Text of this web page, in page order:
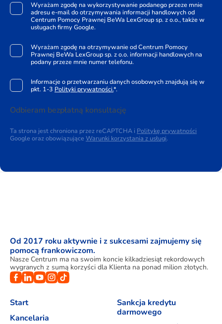
Wyrażam zgodę na wykorzystywanie podanego przeze mnie
adresu e-mail do otrzymywania informacji handlowych od
Centrum Pomocy Prawnej BeWa LexGroup sp. z o.o., także w
usługach firmy Google.
Wyrażam zgodę na otrzymywanie od Centrum Pomocy
Prawnej BeWa LexGroup sp. z o.o. informacji handlowych na
podany przeze mnie numer telefonu.
Informacje o przetwarzaniu danych osobowych znajdują się w
pkt. 1-3 Polityki prywatności.*.
Odbieram bezpłatną konsultację
Ta strona jest chroniona przez reCAPTCHA i Politykę prywatności
Google oraz obowiązujące Warunki korzystania z usługi.
Od 2017 roku aktywnie i z sukcesami zajmujemy się
pomocą frankowiczom.
Nasze Centrum ma na swoim koncie kilkadziesiąt rekordowych
wygranych z sumą korzyści dla Klienta na ponad milion złotych.
Start
Kancelaria
Sankcja kredytu
darmowego